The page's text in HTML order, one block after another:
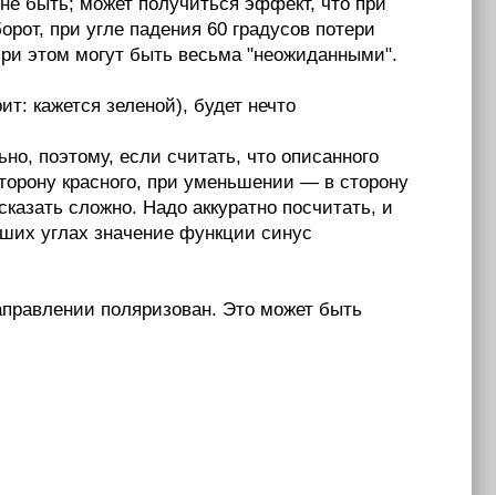
при угле падения 60 градусов потери
этом могут быть весьма "неожиданными".
кажется зеленой), будет нечто
поэтому, если считать, что описанного
красного, при уменьшении — в сторону
сложно. Надо аккуратно посчитать, и
углах значение функции синус
поляризован. Это может быть